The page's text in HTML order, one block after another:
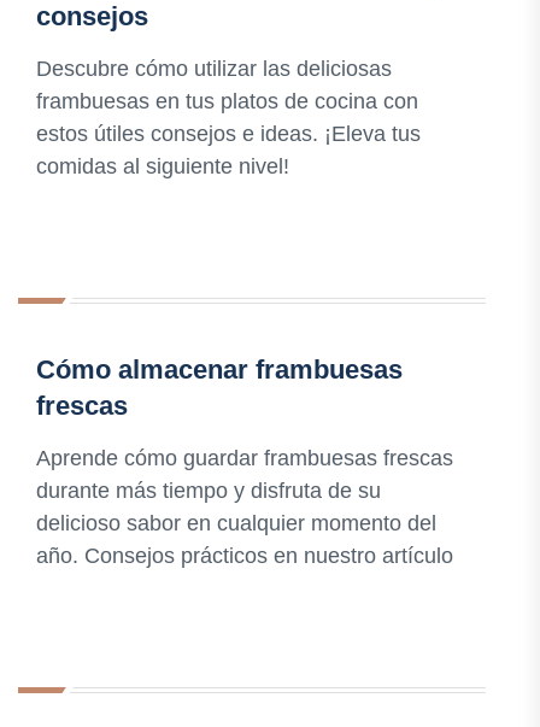
consejos
Descubre cómo utilizar las deliciosas
frambuesas en tus platos de cocina con
estos útiles consejos e ideas. ¡Eleva tus
comidas al siguiente nivel!
Cómo almacenar frambuesas
frescas
Aprende cómo guardar frambuesas frescas
durante más tiempo y disfruta de su
delicioso sabor en cualquier momento del
año. Consejos prácticos en nuestro artículo